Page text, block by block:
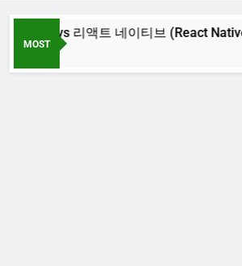
MOST
vs 리액트 네이티브 (React Native):